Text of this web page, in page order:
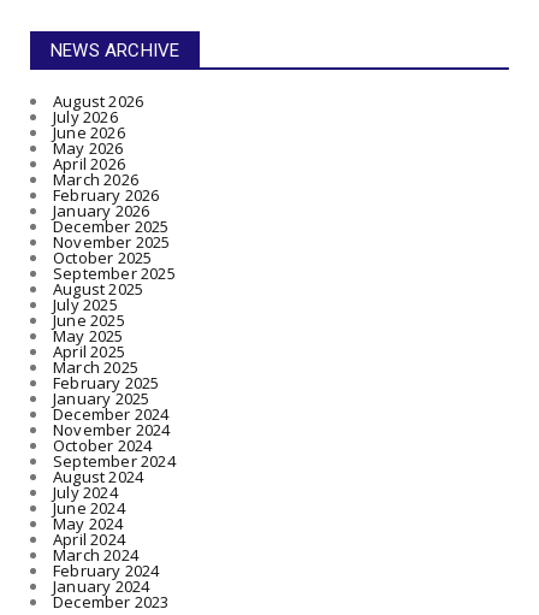
NEWS ARCHIVE
August 2026
July 2026
June 2026
May 2026
April 2026
March 2026
February 2026
January 2026
December 2025
November 2025
October 2025
September 2025
August 2025
July 2025
June 2025
May 2025
April 2025
March 2025
February 2025
January 2025
December 2024
November 2024
October 2024
September 2024
August 2024
July 2024
June 2024
May 2024
April 2024
March 2024
February 2024
January 2024
December 2023